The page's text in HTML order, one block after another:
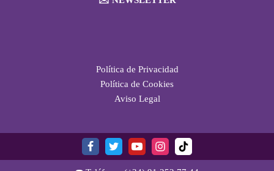
Política de Privacidad
Política de Cookies
Aviso Legal